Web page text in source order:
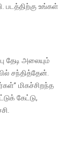
உங்கள்
தேடி அலையும்
சந்தித்தேன்.
மிகச்சிறந்த
கேட்டு,